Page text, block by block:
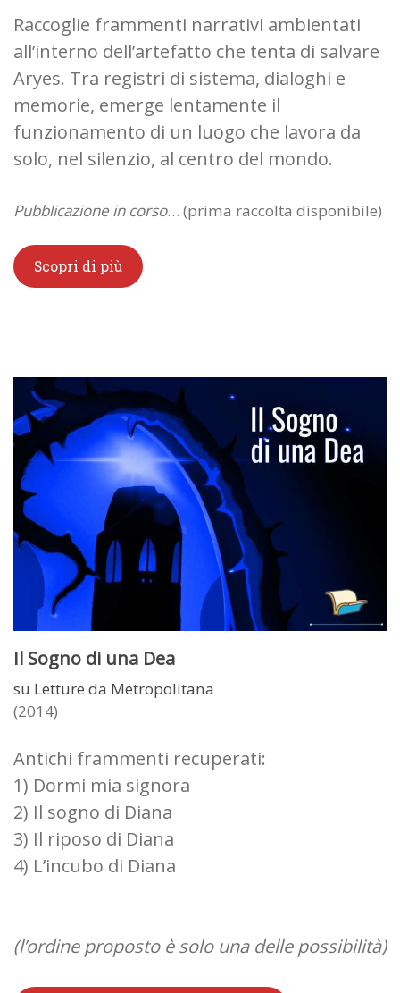
Raccoglie frammenti narrativi ambientati
all’interno dell’artefatto che tenta di salvare
Aryes. Tra registri di sistema, dialoghi e
memorie, emerge lentamente il
funzionamento di un luogo che lavora da
solo, nel silenzio, al centro del mondo.
Pubblicazione in corso… (prima raccolta disponibile)
Scopri di più
Il Sogno di una Dea
su Letture da Metropolitana
(2014)
Antichi frammenti recuperati:
1) Dormi mia signora
2) Il sogno di Diana
3) Il riposo di Diana
4) L’incubo di Diana
(l’ordine proposto è solo una delle possibilità)